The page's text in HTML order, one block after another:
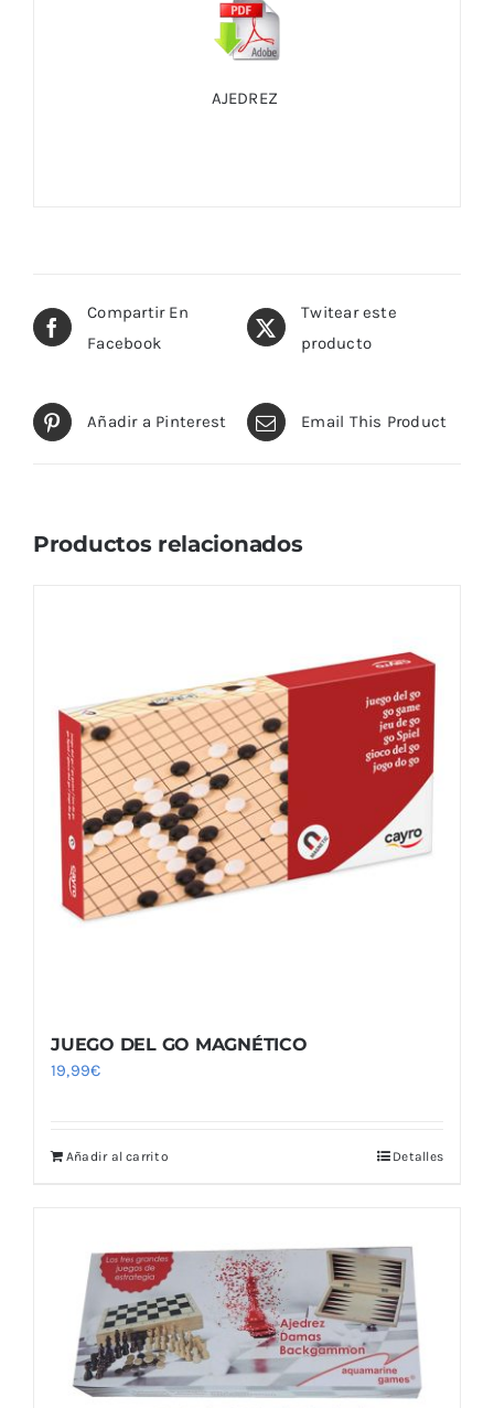
AJEDREZ
Compartir En
Facebook
Twitear este
producto
Añadir a Pinterest Email This Product
Productos relacionados
JUEGO DEL GO MAGNÉTICO
19,99€
Añadir al carrito Detalles